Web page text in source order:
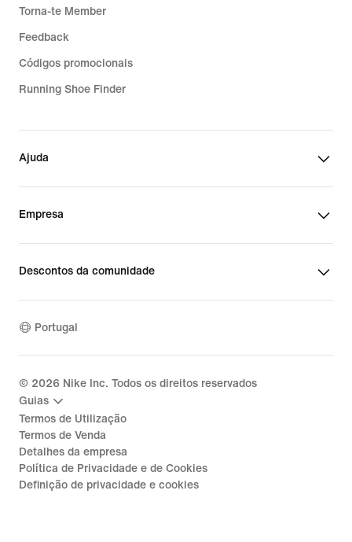
Torna-te Member
Feedback
Códigos promocionais
Running Shoe Finder
Ajuda
Empresa
Descontos da comunidade
Portugal
© 2026 Nike Inc. Todos os direitos reservados
Guias
Termos de Utilização
Termos de Venda
Detalhes da empresa
Política de Privacidade e de Cookies
Definição de privacidade e cookies